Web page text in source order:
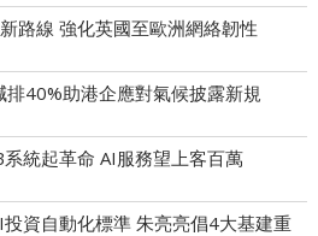
路線 強化英國至歐洲網絡韌性
40%助港企應對氣候披露新規
統起革命 AI服務望上客百萬
資自動化標準 朱亮亮倡4大基建重